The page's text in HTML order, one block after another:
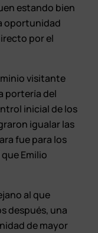
estando bien
oportunidad
por el
visitante
portería del
inicial de los
igualar las
fue para los
Emilio
al que
después, una
de mayor